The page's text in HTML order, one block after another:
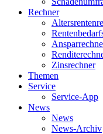
Rechner
Zinsrechner
Themen
Service
Service-App
News
News
News-Archiv